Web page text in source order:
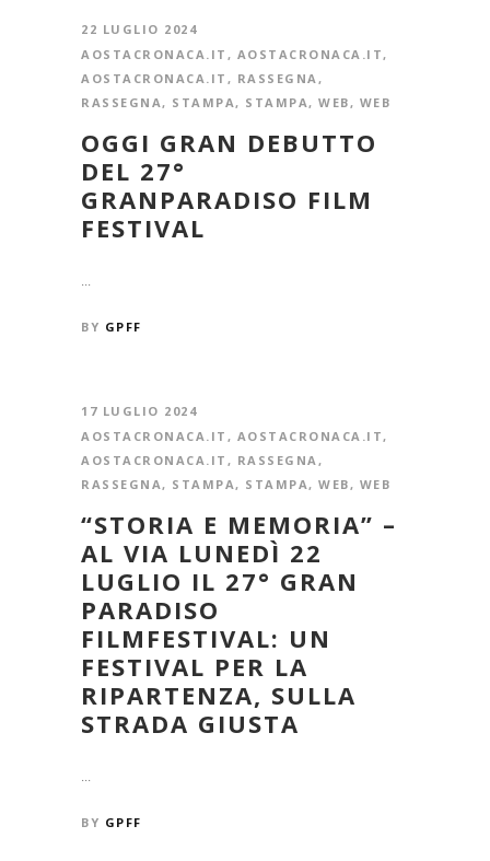
22 LUGLIO 2024
AOSTACRONACA.IT , AOSTACRONACA.IT,
AOSTACRONACA.IT , RASSEGNA,
RASSEGNA, STAMPA, STAMPA, WEB, WEB
OGGI GRAN DEBUTTO
DEL 27°
GRANPARADISO FILM
FESTIVAL
...
BY GPFF
17 LUGLIO 2024
AOSTACRONACA.IT , AOSTACRONACA.IT,
AOSTACRONACA.IT , RASSEGNA,
RASSEGNA, STAMPA, STAMPA, WEB, WEB
“STORIA E MEMORIA” –
AL VIA LUNEDÌ 22
LUGLIO IL 27° GRAN
PARADISO
FILMFESTIVAL: UN
FESTIVAL PER LA
RIPARTENZA, SULLA
STRADA GIUSTA
...
BY GPFF